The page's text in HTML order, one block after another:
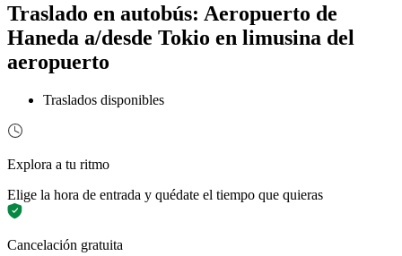
Traslado en autobús: Aeropuerto de
Haneda a/desde Tokio en limusina del
aeropuerto
Traslados disponibles
Explora a tu ritmo
Elige la hora de entrada y quédate el tiempo que quieras
Cancelación gratuita